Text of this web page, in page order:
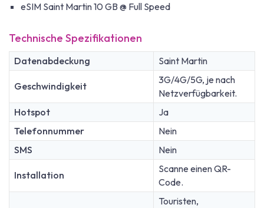
eSIM Saint Martin 10 GB @ Full Speed
Technische Spezifikationen
Datenabdeckung Saint Martin
Geschwindigkeit
3G/4G/5G, je nach
Netzverfügbarkeit.
Hotspot
Ja
Telefonnummer
Nein
SMS
Nein
Installation
Scanne einen QR-
Code.
Touristen,